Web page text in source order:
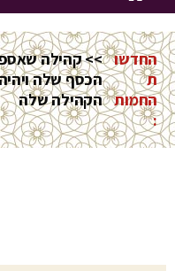
החדשו
ת
החמות
:
>> קהילה
הכסף שלה
הקהילה שלה